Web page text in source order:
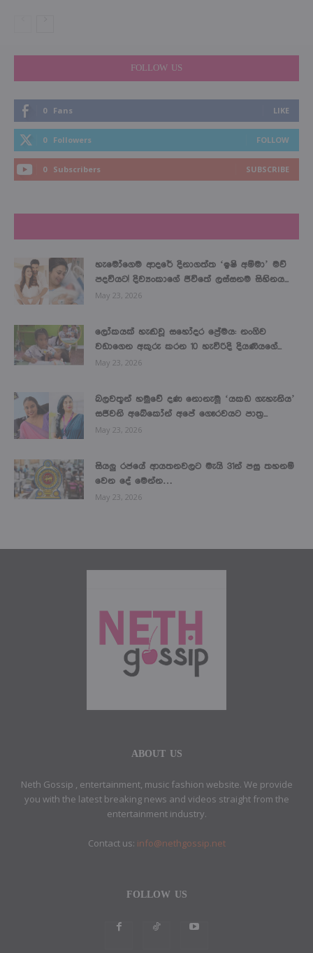
FOLLOW US
0 Fans LIKE
0 Followers FOLLOW
0 Subscribers SUBSCRIBE
හැමෝගෙම ආදරේ දිනාගත්ත ‘ඉෂි අම්මා’ මව්
පදවියට! දිව්‍යංකාගේ ජීවිතේ ලස්සනම සිහිනය...
May 23, 2026
ලෝකයක් හැඬවූ සහෝදර ප්‍රේමය: නංගිව
වඩාගෙන අකුරු කරන 10 හැවිරිදි දියණියගේ...
May 23, 2026
බලවතූන් හමුවේ දණ නොනැමූ ‘යකඩ ගැහැනිය’
සජීවනි අබේකෝන් අපේ ගෞරවයට පාත්‍ර...
May 23, 2026
සියලු රජයේ ආයතනවලට මැයි 31න් පසු තහනම්
වෙන දේ මෙන්න…
May 23, 2026
ABOUT US
Neth Gossip , entertainment, music fashion website. We provide
you with the latest breaking news and videos straight from the
entertainment industry.
Contact us: info@nethgossip.net
FOLLOW US